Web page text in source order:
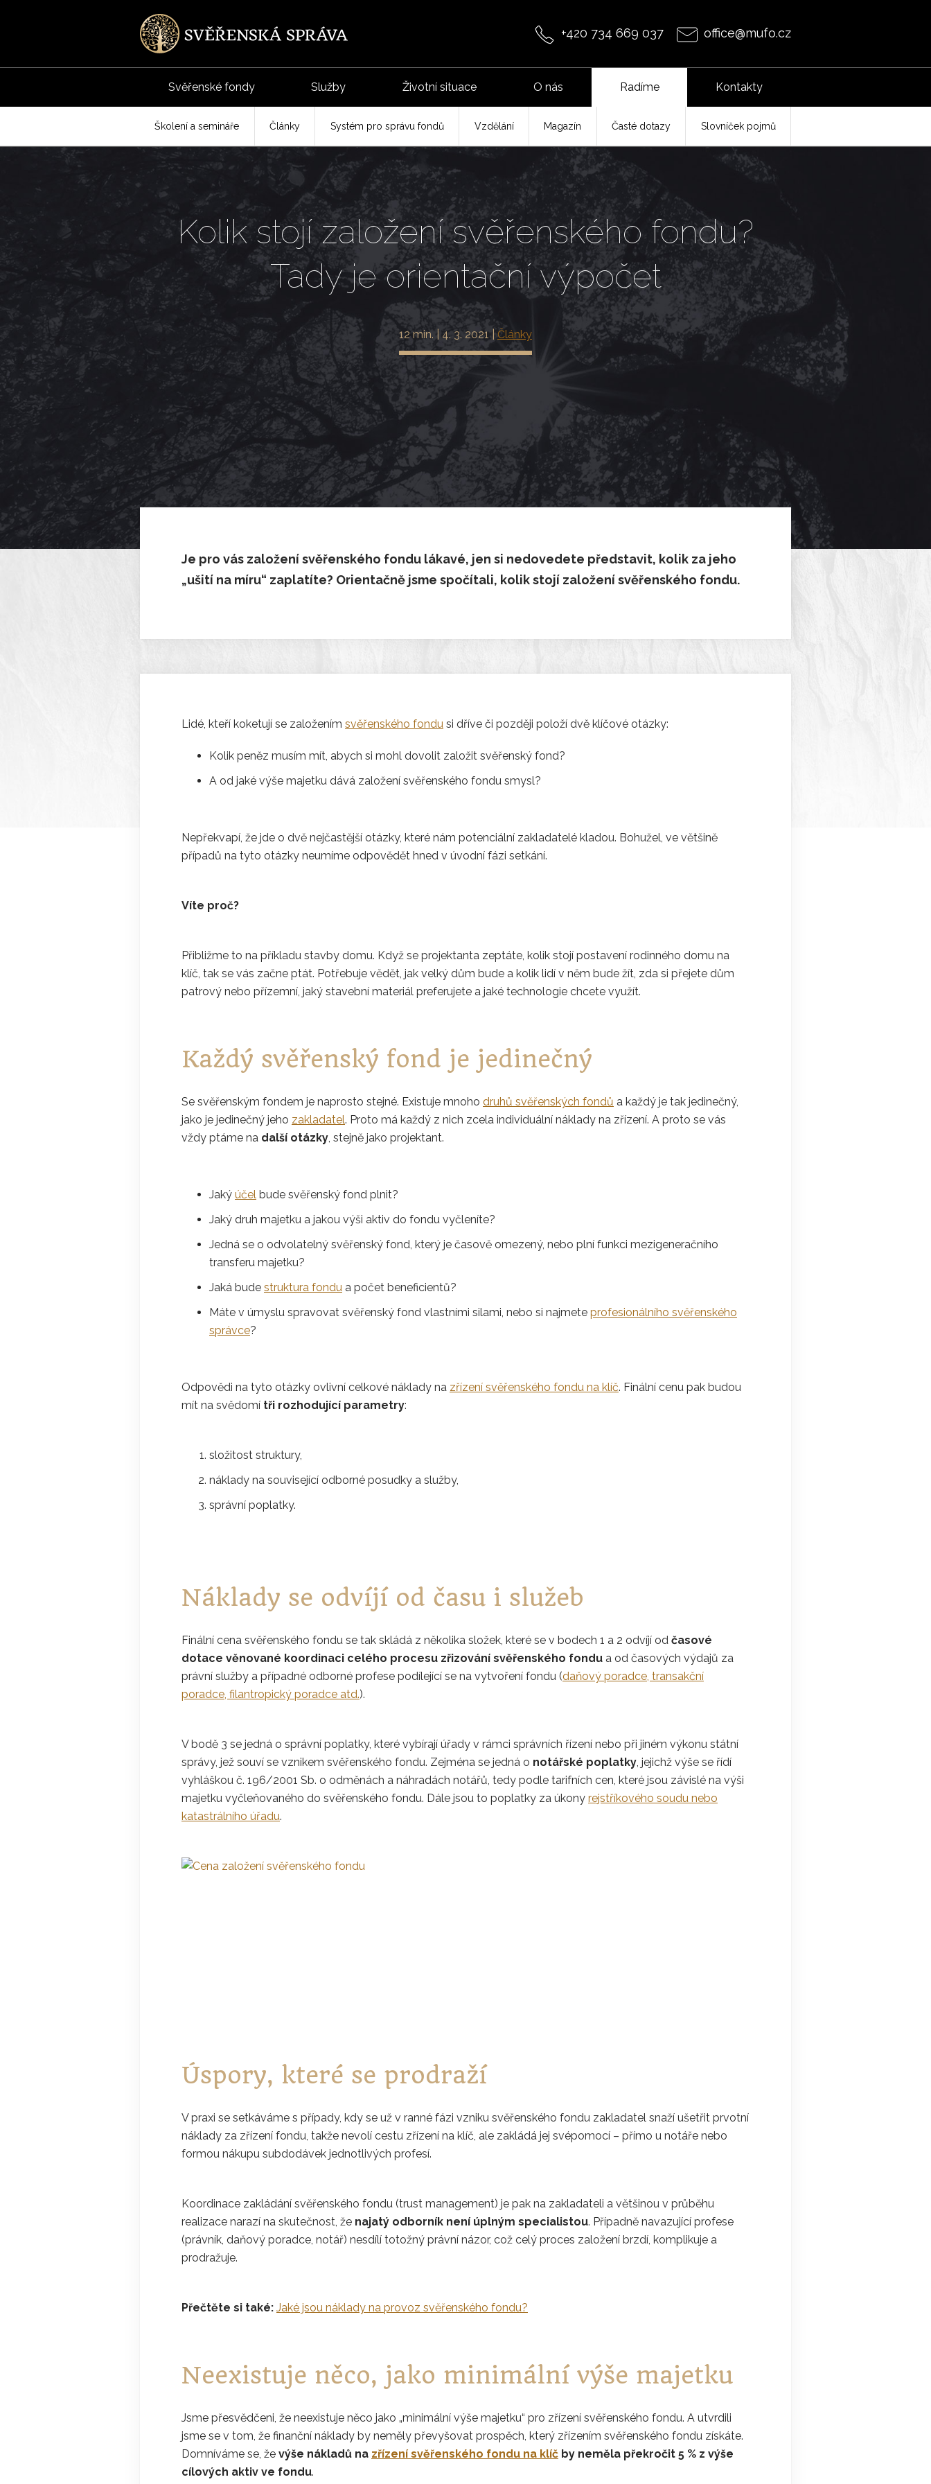
+420 734 669 037 office@mufo.cz
Svěřenské fondy Služby Životní situace O nás Radíme Kontakty
Školení a semináře Články Systém pro správu fondů Vzdělání Magazín Časté dotazy Slovníček pojmů
Kolik stojí založení svěřenského fondu?
Tady je orientační výpočet
12 min. | 4. 3. 2021 |Články
Je pro vás založení svěřenského fondu lákavé, jen si nedovedete představit, kolik za jeho
„ušití na míru“ zaplatíte? Orientačně jsme spočítali, kolik stojí založení svěřenského fondu.
Lidé, kteří koketují se založením svěřenského fondu si dříve či později položí dvě klíčové otázky:
Kolik peněz musím mít, abych si mohl dovolit založit svěřenský fond?
A od jaké výše majetku dává založení svěřenského fondu smysl?
Nepřekvapí, že jde o dvě nejčastější otázky, které nám potenciální zakladatelé kladou. Bohužel, ve většině
případů na tyto otázky neumíme odpovědět hned v úvodní fázi setkání.
Víte proč?
Přibližme to na příkladu stavby domu. Když se projektanta zeptáte, kolik stojí postavení rodinného domu na
klíč, tak se vás začne ptát. Potřebuje vědět, jak velký dům bude a kolik lidí v něm bude žít, zda si přejete dům
patrový nebo přízemní, jaký stavební materiál preferujete a jaké technologie chcete využít.
Každý svěřenský fond je jedinečný
Se svěřenským fondem je naprosto stejné. Existuje mnoho druhů svěřenských fondů a každý je tak jedinečný,
jako je jedinečný jeho zakladatel. Proto má každý z nich zcela individuální náklady na zřízení. A proto se vás
vždy ptáme na další otázky, stejně jako projektant.
Jaký účel bude svěřenský fond plnit?
Jaký druh majetku a jakou výši aktiv do fondu vyčleníte?
Jedná se o odvolatelný svěřenský fond, který je časově omezený, nebo plní funkci mezigeneračního
transferu majetku?
Jaká bude struktura fondu a počet beneficientů?
Máte v úmyslu spravovat svěřenský fond vlastními silami, nebo si najmete profesionálního svěřenského
správce?
Odpovědi na tyto otázky ovlivní celkové náklady na zřízení svěřenského fondu na klíč. Finální cenu pak budou
mít na svědomí tři rozhodující parametry:
složitost struktury,
náklady na související odborné posudky a služby,
správní poplatky.
Náklady se odvíjí od času i služeb
Finální cena svěřenského fondu se tak skládá z několika složek, které se v bodech 1 a 2 odvíjí od časové
dotace věnované koordinaci celého procesu zřizování svěřenského fondu a od časových výdajů za
právní služby a případné odborné profese podílející se na vytvoření fondu (daňový poradce, transakční
poradce, filantropický poradce atd.).
V bodě 3 se jedná o správní poplatky, které vybírají úřady v rámci správních řízení nebo při jiném výkonu státní
správy, jež souví se vznikem svěřenského fondu. Zejména se jedná o notářské poplatky, jejichž výše se řídí
vyhláškou č. 196/2001 Sb. o odměnách a náhradách notářů, tedy podle tarifních cen, které jsou závislé na výši
majetku vyčleňovaného do svěřenského fondu. Dále jsou to poplatky za úkony rejstříkového soudu nebo
katastrálního úřadu.
Úspory, které se prodraží
V praxi se setkáváme s případy, kdy se už v ranné fázi vzniku svěřenského fondu zakladatel snaží ušetřit prvotní
náklady za zřízení fondu, takže nevolí cestu zřízení na klíč, ale zakládá jej svépomocí – přímo u notáře nebo
formou nákupu subdodávek jednotlivých profesí.
Koordinace zakládání svěřenského fondu (trust management) je pak na zakladateli a většinou v průběhu
realizace narazí na skutečnost, že najatý odborník není úplným specialistou. Případně navazující profese
(právník, daňový poradce, notář) nesdílí totožný právní názor, což celý proces založení brzdí, komplikuje a
prodražuje.
Přečtěte si také: Jaké jsou náklady na provoz svěřenského fondu?
Neexistuje něco, jako minimální výše majetku
Jsme přesvědčeni, že neexistuje něco jako „minimální výše majetku“ pro zřízení svěřenského fondu. A utvrdili
jsme se v tom, že finanční náklady by neměly převyšovat prospěch, který zřízením svěřenského fondu získáte.
Domníváme se, že výše nákladů na zřízení svěřenského fondu na klíč by neměla překročit 5 % z výše
cílových aktiv ve fondu.